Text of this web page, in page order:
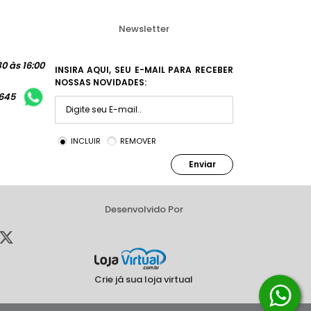
às 16:00
Newsletter
INSIRA AQUI, SEU E-MAIL PARA RECEBER
NOSSAS NOVIDADES:
INCLUIR REMOVER
Enviar
Desenvolvido Por
Crie já sua loja virtual